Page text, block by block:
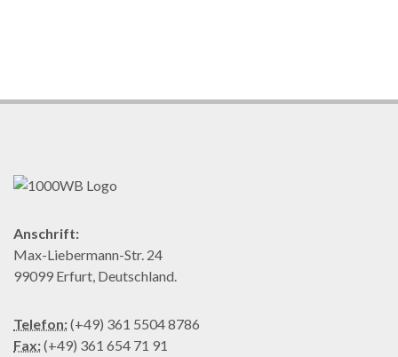
Anschrift:
Max-Liebermann-Str. 24
99099 Erfurt, Deutschland.
Telefon:(+49) 361 5504 8786
Fax:(+49) 361 654 71 91